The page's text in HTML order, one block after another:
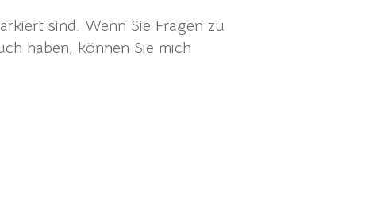
sind. Wenn Sie Fragen zu
haben, können Sie mich